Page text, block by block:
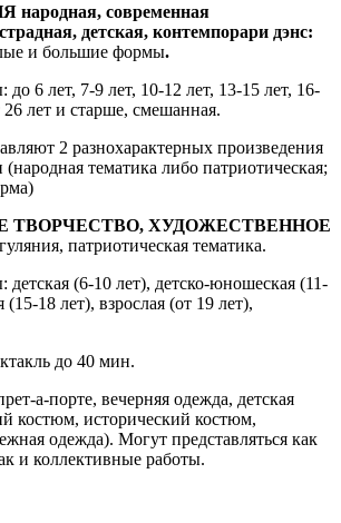
современная
детская, контемпорари дэнс:
и большие формы.
6 лет, 7-9 лет, 10-12 лет, 13-15 лет, 16-
26 лет и старше, смешанная.
2 разнохарактерных произведения
(народная тематика либо патриотическая;
ТВОРЧЕСТВО, ХУДОЖЕСТВЕННОЕ
патриотическая тематика.
(6-10 лет), детско-юношеская (11-
18 лет), взрослая (от 19 лет),
до 40 мин.
а-порте, вечерняя одежда, детская
костюм, исторический костюм,
одежда). Могут представляться как
и коллективные работы.